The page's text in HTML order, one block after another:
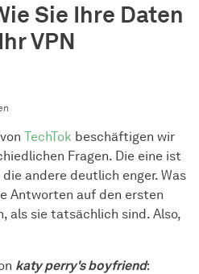
Sie Ihre Daten
VPN
TechTok beschäftigen wir
Fragen. Die eine ist
andere deutlich enger. Was
Antworten auf den ersten
als sie tatsächlich sind. Also,
katy perry's boyfriend: